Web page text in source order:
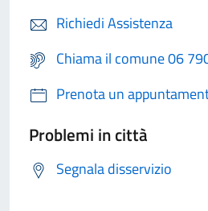
Richiedi Assistenza
Chiama il comune 06
Prenota un
Problemi in città
Segnala disservizio